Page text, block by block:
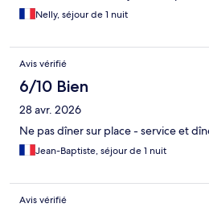
Nelly, séjour de 1 nuit
Avis vérifié
6/10 Bien
28 avr. 2026
Ne pas dîner sur place - service et
Jean-Baptiste, séjour de 1 nuit
Avis vérifié